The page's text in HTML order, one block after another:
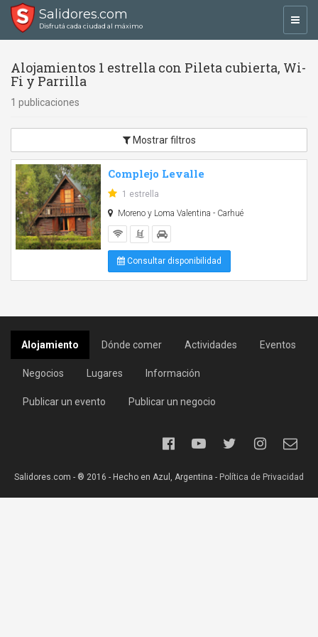
Salidores.com
Disfrutá cada ciudad al máximo
Alojamientos 1 estrella con Pileta cubierta, Wi-
Fi y Parrilla
1 publicaciones
Mostrar filtros
Complejo Levalle
1 estrella
Moreno y Loma Valentina - Carhué
Consultar disponibilidad
Alojamiento Dónde comer Actividades Eventos
Negocios Lugares Información
Publicar un evento Publicar un negocio
Salidores.com - ® 2016 - Hecho en Azul, Argentina - Política de Privacidad